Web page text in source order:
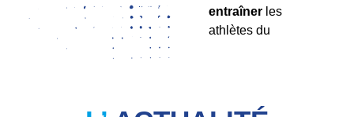
entraîner les
athlètes du
dynamiser